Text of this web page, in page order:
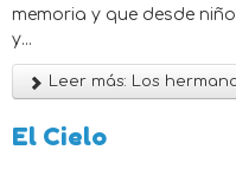
memoria y que desde
y...
Leer más: Los
El Cielo